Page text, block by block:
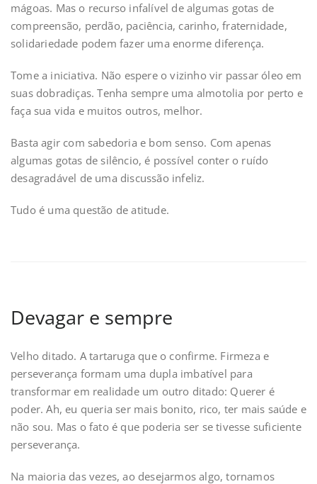
mágoas. Mas o recurso infalível de algumas gotas de
compreensão, perdão, paciência, carinho, fraternidade,
solidariedade podem fazer uma enorme diferença.
Tome a iniciativa. Não espere o vizinho vir passar óleo em
suas dobradiças. Tenha sempre uma almotolia por perto e
faça sua vida e muitos outros, melhor.
Basta agir com sabedoria e bom senso. Com apenas
algumas gotas de silêncio, é possível conter o ruído
desagradável de uma discussão infeliz.
Tudo é uma questão de atitude.
Devagar e sempre
Velho ditado. A tartaruga que o confirme. Firmeza e
perseverança formam uma dupla imbatível para
transformar em realidade um outro ditado: Querer é
poder. Ah, eu queria ser mais bonito, rico, ter mais saúde e
não sou. Mas o fato é que poderia ser se tivesse suficiente
perseverança.
Na maioria das vezes, ao desejarmos algo, tornamos